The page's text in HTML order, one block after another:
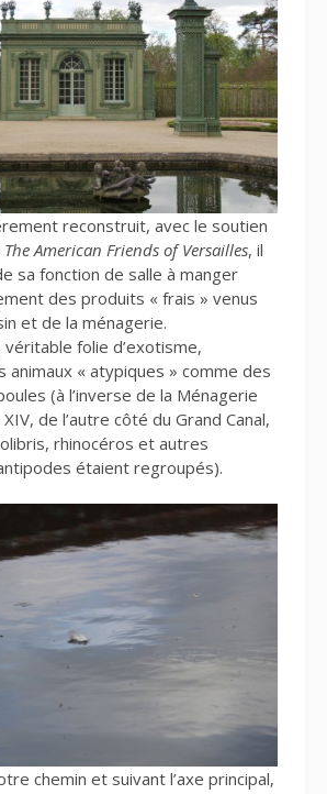
reconstruit, avec le soutien
The American Friends of Versailles, il
sa fonction de salle à manger
des produits « frais » venus
et de la ménagerie.
folie d’exotisme,
animaux « atypiques » comme des
(à l’inverse de la Ménagerie
de l’autre côté du Grand Canal,
rhinocéros et autres
étaient regroupés).
chemin et suivant l’axe principal,